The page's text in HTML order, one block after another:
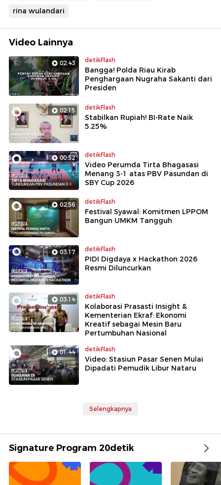
rina wulandari
Video Lainnya
02:43 detikFlash
Bangga! Polda Riau Kirab
Penghargaan Nugraha Sakanti dari
Presiden
02:15 detikFlash
Stabilkan Rupiah! BI-Rate Naik
5.25%
00:52 detikFlash
Video Perumda Tirta Bhagasasi
Menang 3-1 atas PBV Pasundan di
SBY Cup 2026
02:56 detikFlash
Festival Syawal: Komitmen LPPOM
Bangun UMKM Tangguh
03:17 detikFlash
PIDI Digdaya x Hackathon 2026
Resmi Diluncurkan
03:14 detikFlash
Kolaborasi Prasasti Insight &
Kementerian Ekraf: Ekonomi
Kreatif sebagai Mesin Baru
Pertumbuhan Nasional
01:44 detikFlash
Video: Stasiun Pasar Senen Mulai
Dipadati Pemudik Libur Nataru
Selengkapnya
Signature Program 20detik